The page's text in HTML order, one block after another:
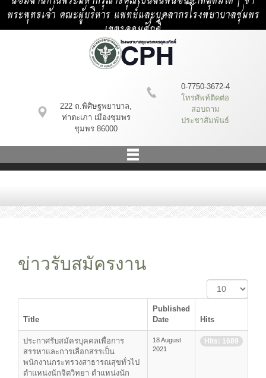
พระพุทธเจ้า คณะผู้บริหาร แพทย์และบุคลากรโรงพยาบาลชุมพร
เขตรอุดมศักดิ์
222 ถ.พิศิษฐพยาบาล,
ท่าตะเภา เมืองชุมพร
ชุมพร 86000
0-7750-3672-4
โทรศัพท์ติดต่อ
สอบถาม
ประชาสัมพันธ์
ข่าวรับสมัครงาน
Display
#
Title
Published
Date
Hits
ประกาศรับสมัครบุคคลเพื่อการ
สรรหาและการเลือกสรรเป็น
พนักงานกระทรวงสาธารณสุขทั่วไป
ตำแหน่งนักจิตวิทยา ตำแหน่งนัก
18 August
2021
Hits: 1689